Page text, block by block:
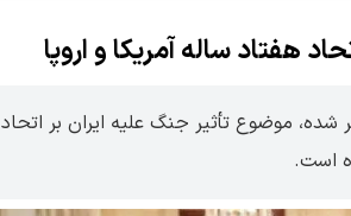
هفتاد ساله آمریکا و اروپا
موضوع تأثیر جنگ علیه ایران بر اتحاد
است.